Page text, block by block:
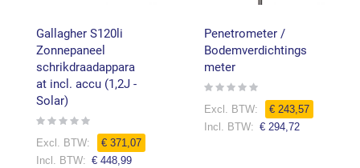
Gallagher S120li
Zonnepaneel
schrikdraadappara
at incl. accu (1,2J -
Solar)
Rating:
€ 371,07
€ 448,99
Penetrometer /
Bodemverdichtings
meter
Rating:
€ 243,57
Speciale
€ 294,72